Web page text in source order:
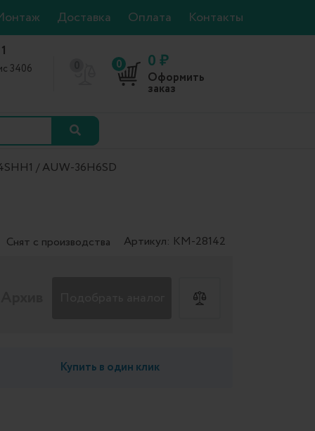
Доставка Оплата Контакты
3406
0 0 ₽
Оформить
заказ
/ AUW-36H6SD
Снят с производства Артикул: КМ-28142
Купить в один клик